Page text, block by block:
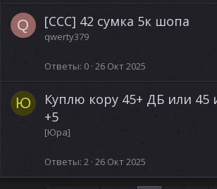
Q [ССС] 42 сумка 5к шопа
qwerty379
Ответы 0 26 Окт 2025
Ю
Куплю кору 45+ ДБ или 45
+5
[Юра]
Ответы 2 26 Окт 2025